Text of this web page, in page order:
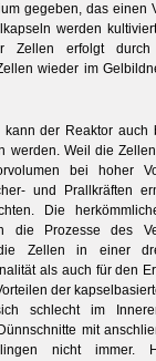
gegeben, das einen
werden
Zellen erfolgt
wieder im
kann der Reaktor
werden. Weil die
bei hoher
und Prallkräften
Die
die Prozesse des
Zellen in einer
als auch für den
der
schlecht im
mit
nicht immer.